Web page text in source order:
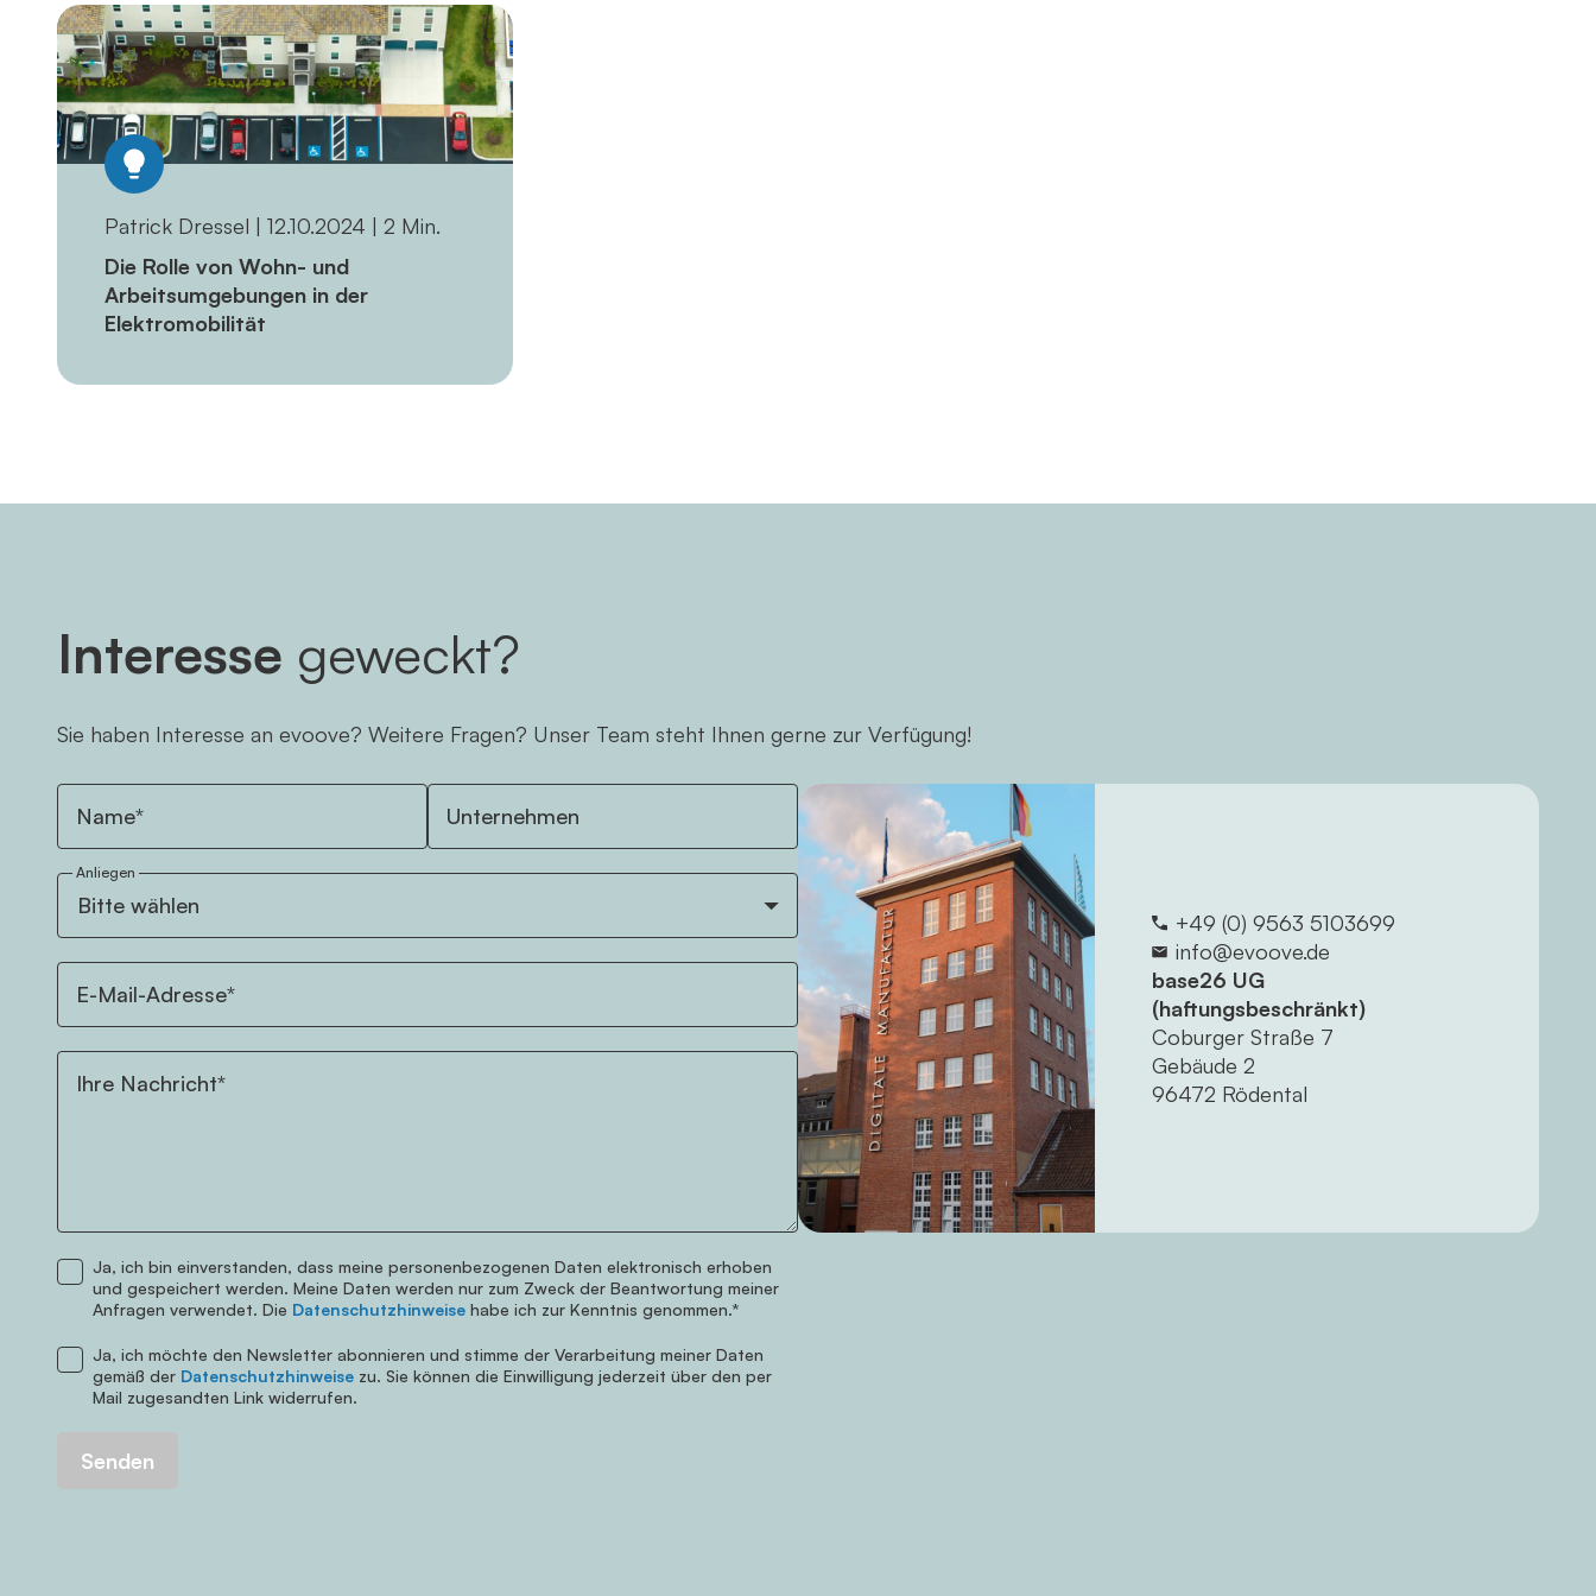
Patrick Dressel | 12.10.2024 | 2 Min.
Die Rolle von Wohn- und
Arbeitsumgebungen in der
Elektromobilität
Interesse geweckt?
Sie haben Interesse an evoove? Weitere Fragen? Unser Team steht Ihnen gerne zur Verfügung!
Name* Unternehmen
Anliegen
E-Mail-Adresse*
Ihre Nachricht*
Telefonnummer
Ja, ich bin einverstanden, dass meine personenbezogenen Daten elektronisch erhoben
und gespeichert werden. Meine Daten werden nur zum Zweck der Beantwortung meiner
Anfragen verwendet. Die Datenschutzhinweise habe ich zur Kenntnis genommen.*
Ja, ich möchte den Newsletter abonnieren und stimme der Verarbeitung meiner Daten
gemäß der Datenschutzhinweise zu. Sie können die Einwilligung jederzeit über den per
Mail zugesandten Link widerrufen.
Senden
+49 (0) 9563 5103699
info@evoove.de
base26 UG
(haftungsbeschränkt)
Coburger Straße 7
Gebäude 2
96472 Rödental